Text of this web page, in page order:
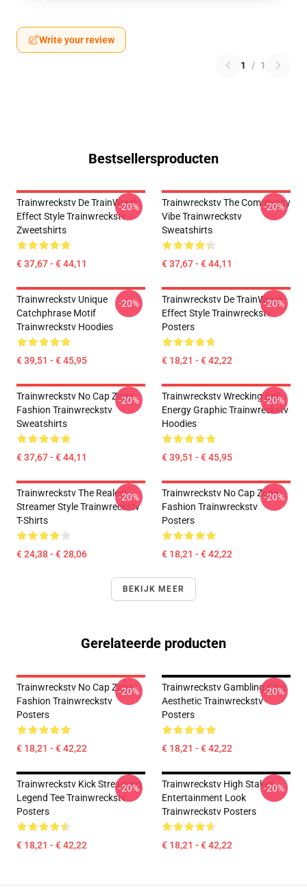
Write your review
1 / 1
Bestsellersproducten
Trainwreckstv De TrainWreck
Effect Style Trainwreckstv
Zweetshirts
€ 37,67 - € 44,11
-20%
Trainwreckstv The Community
Vibe Trainwreckstv
Sweatshirts
€ 37,67 - € 44,11
-20%
Trainwreckstv Unique
Catchphrase Motif
Trainwreckstv Hoodies
€ 39,51 - € 45,95
-20%
Trainwreckstv De TrainWreck
Effect Style Trainwreckstv
Posters
€ 18,21 - € 42,22
-20%
Trainwreckstv No Cap Zone
Fashion Trainwreckstv
Sweatshirts
€ 37,67 - € 44,11
-20%
Trainwreckstv Wrecking Ball
Energy Graphic Trainwreckstv
Hoodies
€ 39,51 - € 45,95
-20%
Trainwreckstv The Realest
Streamer Style Trainwreckstv
T-Shirts
€ 24,38 - € 28,06
-20%
Trainwreckstv No Cap Zone
Fashion Trainwreckstv
Posters
€ 18,21 - € 42,22
-20%
BEKIJK MEER
Gerelateerde producten
Trainwreckstv No Cap Zone
Fashion Trainwreckstv
Posters
€ 18,21 - € 42,22
-20%
Trainwreckstv Gambling King
Aesthetic Trainwreckstv
Posters
€ 18,21 - € 42,22
-20%
Trainwreckstv Kick Streaming
Legend Tee Trainwreckstv
Posters
€ 18,21 - € 42,22
-20%
Trainwreckstv High Stakes
Entertainment Look
Trainwreckstv Posters
€ 18,21 - € 42,22
-20%